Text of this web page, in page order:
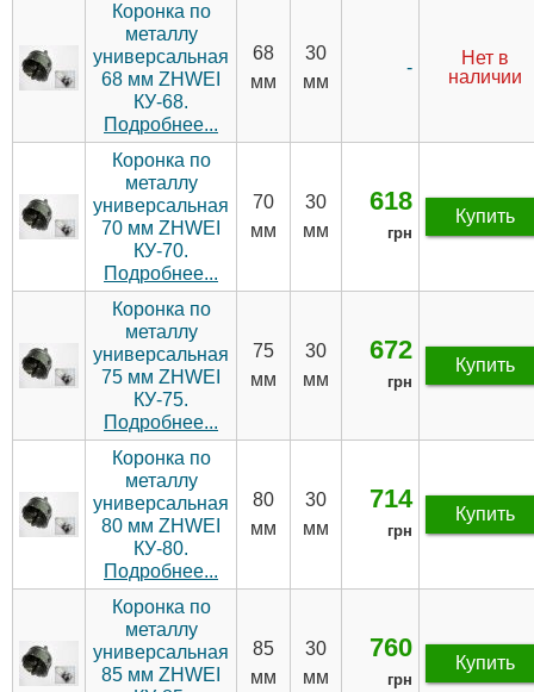
Коронка по
металлу
универсальная
68 мм ZHWEI
КУ-68.
Подробнее...
68
мм
30
мм
-
Нет в
наличии
Коронка по
металлу
универсальная
70 мм ZHWEI
КУ-70.
Подробнее...
70
мм
30
мм
618
грн
Купить
Коронка по
металлу
универсальная
75 мм ZHWEI
КУ-75.
Подробнее...
75
мм
30
мм
672
грн
Купить
Коронка по
металлу
универсальная
80 мм ZHWEI
КУ-80.
Подробнее...
80
мм
30
мм
714
грн
Купить
Коронка по
металлу
универсальная
85 мм ZHWEI
85
мм
30
мм
760
грн
Купить